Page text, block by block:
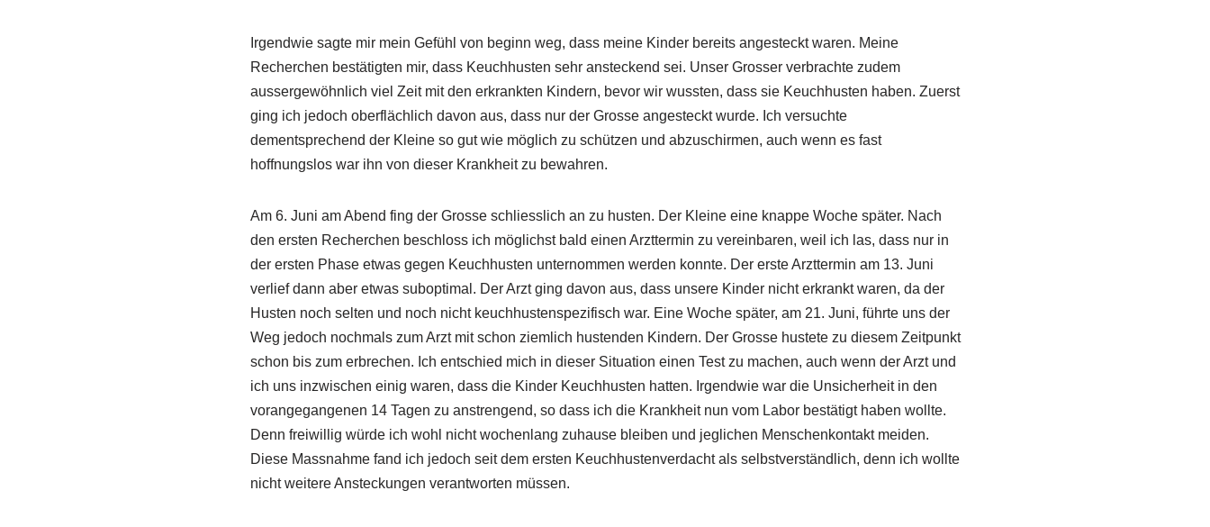
Irgendwie sagte mir mein Gefühl von beginn weg, dass meine Kinder bereits angesteckt waren. Meine
Recherchen bestätigten mir, dass Keuchhusten sehr ansteckend sei. Unser Grosser verbrachte zudem
aussergewöhnlich viel Zeit mit den erkrankten Kindern, bevor wir wussten, dass sie Keuchhusten haben. Zuerst
ging ich jedoch oberflächlich davon aus, dass nur der Grosse angesteckt wurde. Ich versuchte
dementsprechend der Kleine so gut wie möglich zu schützen und abzuschirmen, auch wenn es fast
hoffnungslos war ihn von dieser Krankheit zu bewahren.
Am 6. Juni am Abend fing der Grosse schliesslich an zu husten. Der Kleine eine knappe Woche später. Nach
den ersten Recherchen beschloss ich möglichst bald einen Arzttermin zu vereinbaren, weil ich las, dass nur in
der ersten Phase etwas gegen Keuchhusten unternommen werden konnte. Der erste Arzttermin am 13. Juni
verlief dann aber etwas suboptimal. Der Arzt ging davon aus, dass unsere Kinder nicht erkrankt waren, da der
Husten noch selten und noch nicht keuchhustenspezifisch war. Eine Woche später, am 21. Juni, führte uns der
Weg jedoch nochmals zum Arzt mit schon ziemlich hustenden Kindern. Der Grosse hustete zu diesem Zeitpunkt
schon bis zum erbrechen. Ich entschied mich in dieser Situation einen Test zu machen, auch wenn der Arzt und
ich uns inzwischen einig waren, dass die Kinder Keuchhusten hatten. Irgendwie war die Unsicherheit in den
vorangegangenen 14 Tagen zu anstrengend, so dass ich die Krankheit nun vom Labor bestätigt haben wollte.
Denn freiwillig würde ich wohl nicht wochenlang zuhause bleiben und jeglichen Menschenkontakt meiden.
Diese Massnahme fand ich jedoch seit dem ersten Keuchhustenverdacht als selbstverständlich, denn ich wollte
nicht weitere Ansteckungen verantworten müssen.